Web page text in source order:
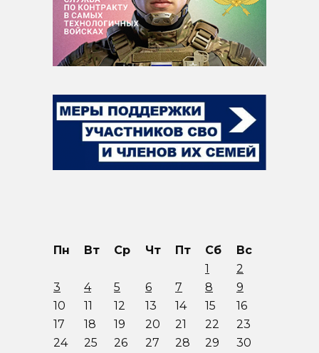
Пн Вт Ср Чт Пт Сб
Вс
1
2
3
4 5 6 7 8
9
10
11 12 13 14 15
16
17
18 19 20 21 22
23
24
25 26 27 28 29
30